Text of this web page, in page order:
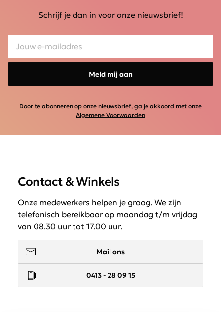
Schrijf je dan in voor onze nieuwsbrief!
Meld mij aan
Door te abonneren op onze nieuwsbrief, ga je akkoord met onze
Algemene Voorwaarden
Contact & Winkels
Onze medewerkers helpen je graag. We zijn
telefonisch bereikbaar op maandag t/m vrijdag
van 08.30 uur tot 17.00 uur.
Mail ons
0413 - 28 09 15